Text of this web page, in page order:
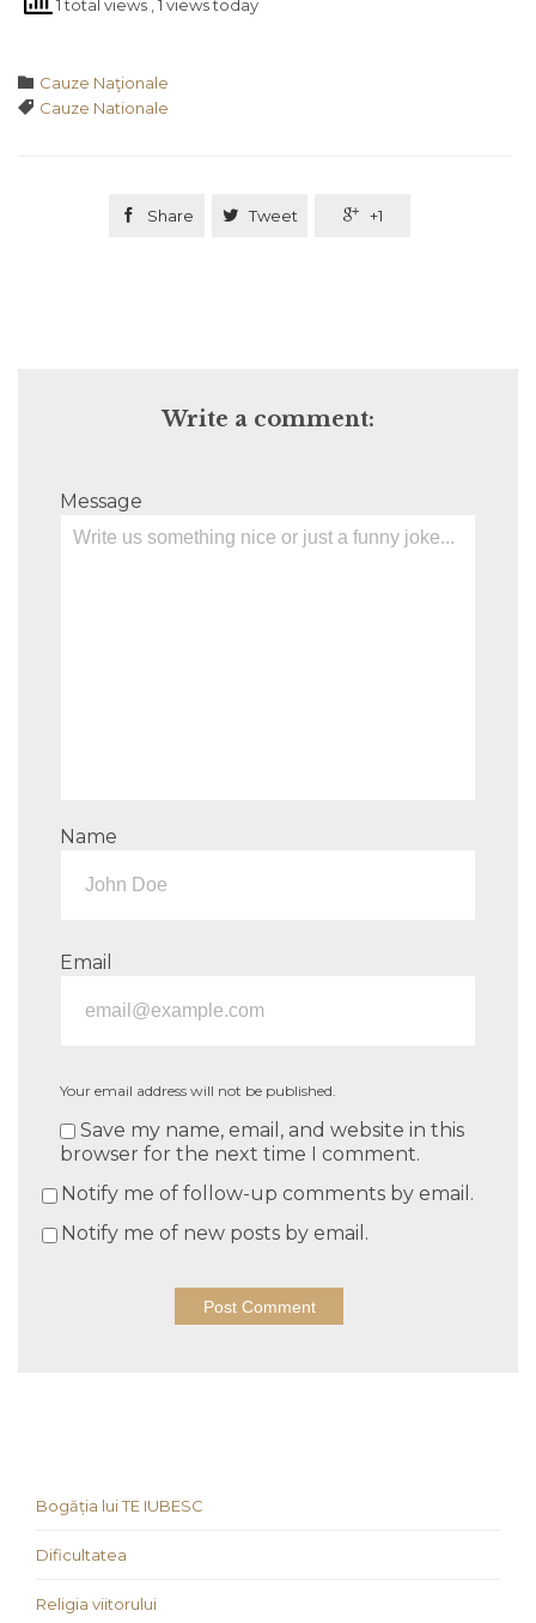
1 total views , 1 views today
 Category
Cauze Naţionale
 Tags
Cauze Nationale
 Share  Tweet  +1
Write a comment:
Message
Name
Email
Your email address will not be published.
Save my name, email, and website in this
browser for the next time I comment.
Notify me of follow-up comments by email.
Notify me of new posts by email.
Bogăția lui TE IUBESC
Dificultatea
Religia viitorului